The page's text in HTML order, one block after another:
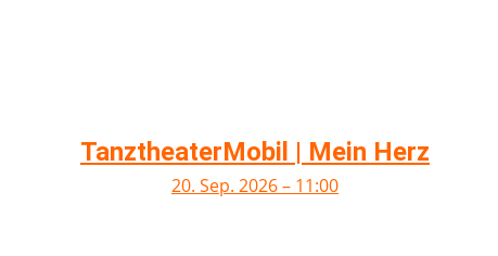
TanztheaterMobil | Mein Herz
20. Sep. 2026 – 11:00